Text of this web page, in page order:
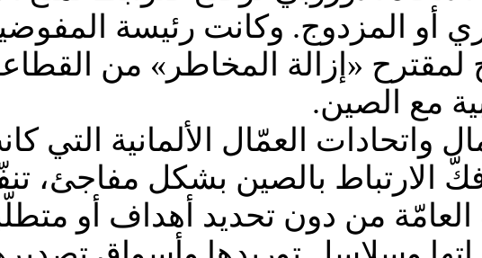
أو المزدوج. وكانت رئيسة المفوضية
لمقترح «إزالة المخاطر» من
مع الصين.
واتحادات العمّال الألمانية التي
الارتباط بالصين بشكل مفاجئ،
العامّة من دون تحديد أهداف أو